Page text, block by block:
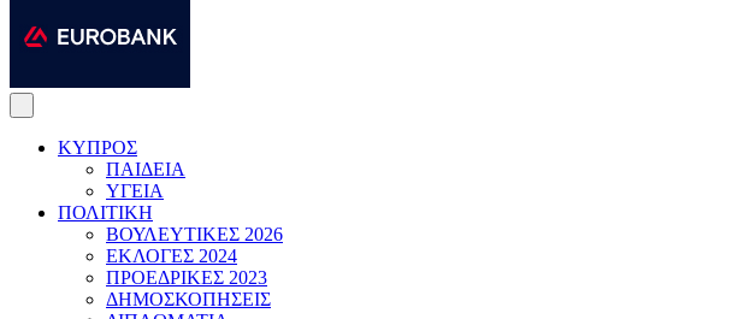
ΚΥΠΡΟΣ
ΠΑΙΔΕΙΑ
ΥΓΕΙΑ
ΠΟΛΙΤΙΚΗ
ΒΟΥΛΕΥΤΙΚΕΣ 2026
ΕΚΛΟΓΕΣ 2024
ΠΡΟΕΔΡΙΚΕΣ 2023
ΔΗΜΟΣΚΟΠΗΣΕΙΣ